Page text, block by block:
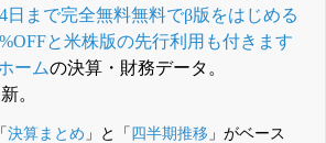
日まで完全無料無料でβ版をはじめる
と米株版の先行利用も付きます
ームの決算・財務データ。
。
決算まとめ 」と「 四半期推移 」がベース